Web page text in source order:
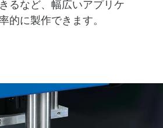
るなど、幅広いアプリケ
的に製作できます。